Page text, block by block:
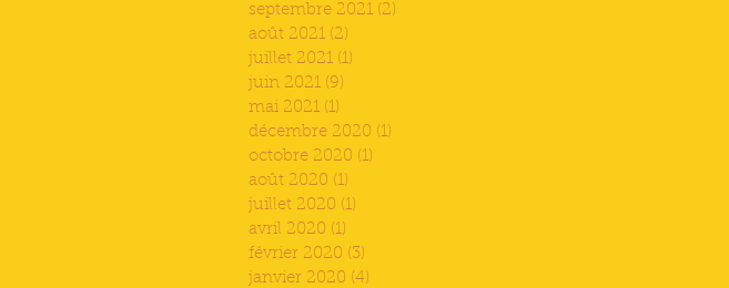
septembre 2021 (2)
août 2021 (2)
juillet 2021 (1)
juin 2021 (9)
mai 2021 (1)
décembre 2020 (1)
octobre 2020 (1)
août 2020 (1)
juillet 2020 (1)
avril 2020 (1)
février 2020 (3)
janvier 2020 (4)